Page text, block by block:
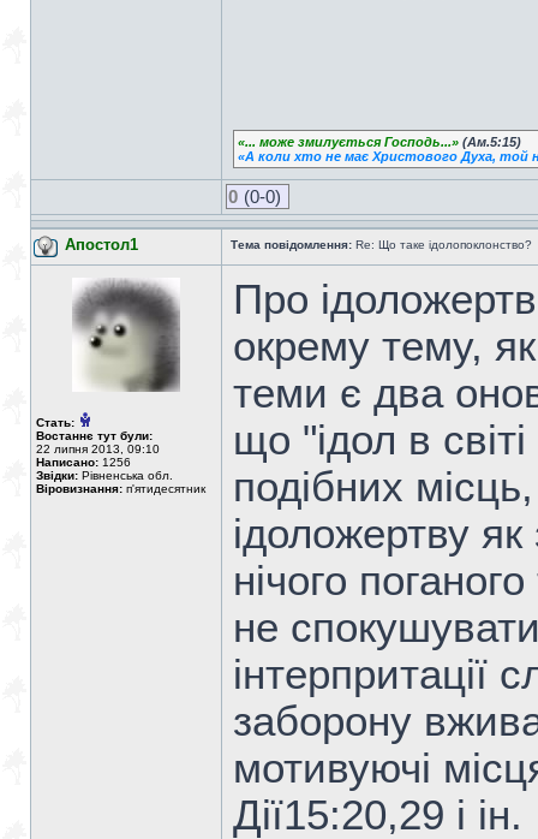
«... може змилується Господь...» (Ам.5:15)
«А коли хто не має Христового Духа, той
0 (0-0)
Апостол1 Тема повідомлення: Re: Що таке ідолопоклонство?
Стать:
Востаннє тут були:
22 липня 2013, 09:10
Написано: 1256
Звідки: Рівненська обл.
Віровизнання: п'ятидесятник
Про
окрему тему,
теми є два
що "ідол в
подібних
ідоложертву
нічого
не
інтерпритації
заборону
мотивуючі
Дії15:20,29 і ін.